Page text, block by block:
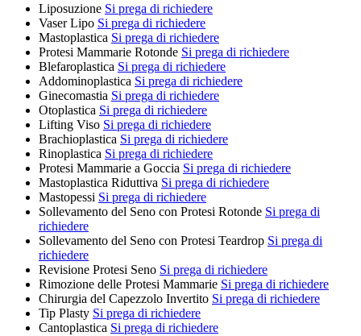
Liposuzione Si prega di richiedere
Vaser Lipo Si prega di richiedere
Mastoplastica Si prega di richiedere
Protesi Mammarie Rotonde Si prega di richiedere
Blefaroplastica Si prega di richiedere
Addominoplastica Si prega di richiedere
Ginecomastia Si prega di richiedere
Otoplastica Si prega di richiedere
Lifting Viso Si prega di richiedere
Brachioplastica Si prega di richiedere
Rinoplastica Si prega di richiedere
Protesi Mammarie a Goccia Si prega di richiedere
Mastoplastica Riduttiva Si prega di richiedere
Mastopessi Si prega di richiedere
Sollevamento del Seno con Protesi Rotonde Si prega di
richiedere
Sollevamento del Seno con Protesi Teardrop Si prega di
richiedere
Revisione Protesi Seno Si prega di richiedere
Rimozione delle Protesi Mammarie Si prega di richiedere
Chirurgia del Capezzolo Invertito Si prega di richiedere
Tip Plasty Si prega di richiedere
Cantoplastica Si prega di richiedere